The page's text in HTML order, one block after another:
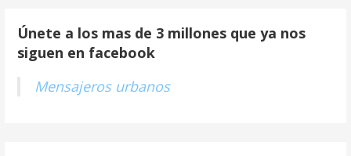
Únete a los mas de 3 millones que ya nos
siguen en facebook
Mensajeros urbanos